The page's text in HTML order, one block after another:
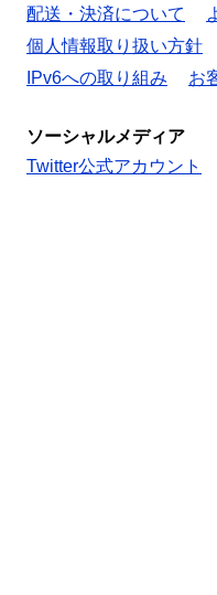
配送・決済について
個人情報取り扱い方針
IPv6への取り組み
お
ソーシャルメディア
Twitter公式アカウント